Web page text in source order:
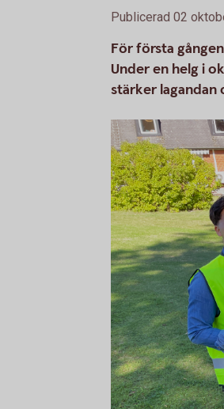
Publicerad 02
För första
Under en helg i
stärker